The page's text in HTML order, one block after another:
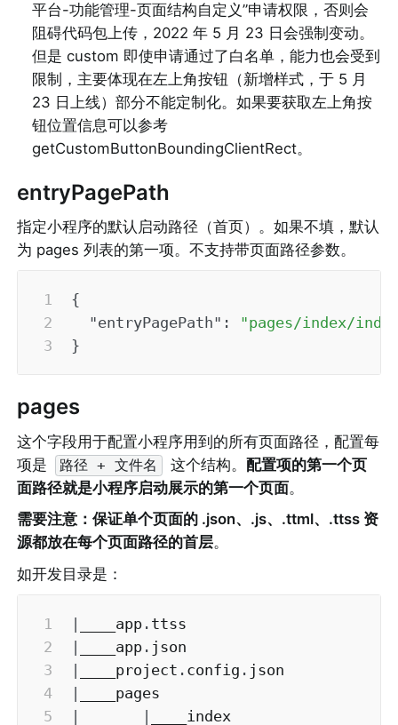
平台-功能管理-页面结构自定义”申请权限，否则会
阻碍代码包上传，2022 年 5 月 23 日会强制变动。
但是 custom 即使申请通过了白名单，能力也会受到
限制，主要体现在左上角按钮（新增样式，于 5 月
23 日上线）部分不能定制化。如果要获取左上角按
钮位置信息可以参考
getCustomButtonBoundingClientRect。
entryPagePath
指定小程序的默认启动路径（首页）。如果不填，默认
为 pages 列表的第一项。不支持带页面路径参数。
{
"entryPagePath" :
"pages/index/
}
pages
这个字段用于配置小程序用到的所有页面路径，配置每
项是
路径 + 文件名 这个结构。 配置项的第一个页
面路径就是小程序启动展示的第一个页面。
需要注意：保证单个页面的 .json、.js、.ttml、.ttss 资
源都放在每个页面路径的首层。
如开发目录是：
| ____app .
|
____app .
|
____project . config .
|
|
|